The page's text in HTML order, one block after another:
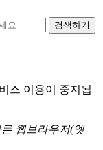
검색하기
스 이용이 중지됩
른 웹브라우저(엣